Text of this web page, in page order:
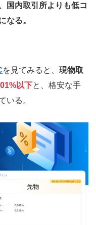
国内取引所よりも低コ
なる。
を見てみると、 現物取
以下と、格安な手
いる。